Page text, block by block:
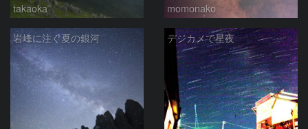
takaoka momonako
岩峰に注ぐ夏の銀河 デジカメで星夜